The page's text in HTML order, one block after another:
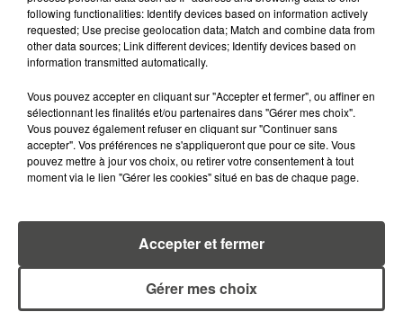
LA RÉDACTION
RCA
Voir toute l'équipe RCA
DIMITRI COUTAND
Journaliste
following functionalities: Identify devices based on information actively
requested; Use precise geolocation data; Match and combine data from
other data sources; Link different devices; Identify devices based on
information transmitted automatically.
Vous pouvez accepter en cliquant sur "Accepter et fermer", ou affiner en
sélectionnant les finalités et/ou partenaires dans "Gérer mes choix".
Vous pouvez également refuser en cliquant sur "Continuer sans
accepter". Vos préférences ne s'appliqueront que pour ce site. Vous
pouvez mettre à jour vos choix, ou retirer votre consentement à tout
moment via le lien "Gérer les cookies" situé en bas de chaque page.
Gérer mes choix
Accepter et fermer